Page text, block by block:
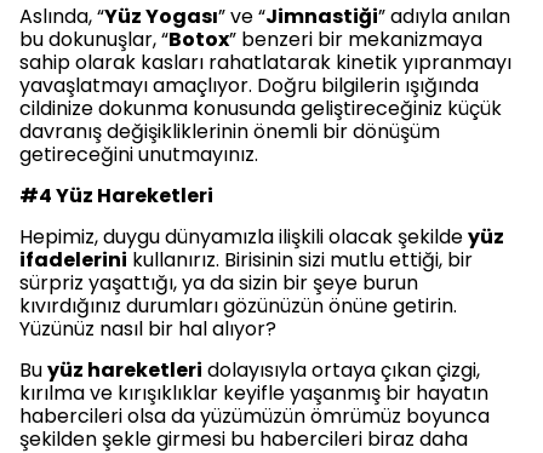
Aslında, “Yüz Yogası” ve “Jimnastiği” adıyla anılan
bu dokunuşlar, “Botox” benzeri bir mekanizmaya
sahip olarak kasları rahatlatarak kinetik yıpranmayı
yavaşlatmayı amaçlıyor. Doğru bilgilerin ışığında
cildinize dokunma konusunda geliştireceğiniz küçük
davranış değişikliklerinin önemli bir dönüşüm
getireceğini unutmayınız.
#4 Yüz Hareketleri
Hepimiz, duygu dünyamızla ilişkili olacak şekildeyüz
ifadelerini kullanırız. Birisinin sizi mutlu ettiği, bir
sürpriz yaşattığı, ya da sizin bir şeye burun
kıvırdığınız durumları gözünüzün önüne getirin.
Yüzünüz nasıl bir hal alıyor?
Buyüz hareketleri dolayısıyla ortaya çıkan çizgi,
kırılma ve kırışıklıklar keyifle yaşanmış bir hayatın
habercileri olsa da yüzümüzün ömrümüz boyunca
şekilden şekle girmesi bu habercileri biraz daha